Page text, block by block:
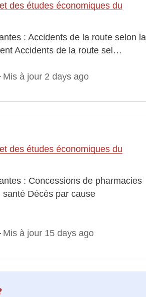
des études économiques du
: Accidents de la route selon la
Accidents de la route sel…
Mis à jour 2 days ago
des études économiques du
: Concessions de pharmacies
Décès par cause
Mis à jour 15 days ago